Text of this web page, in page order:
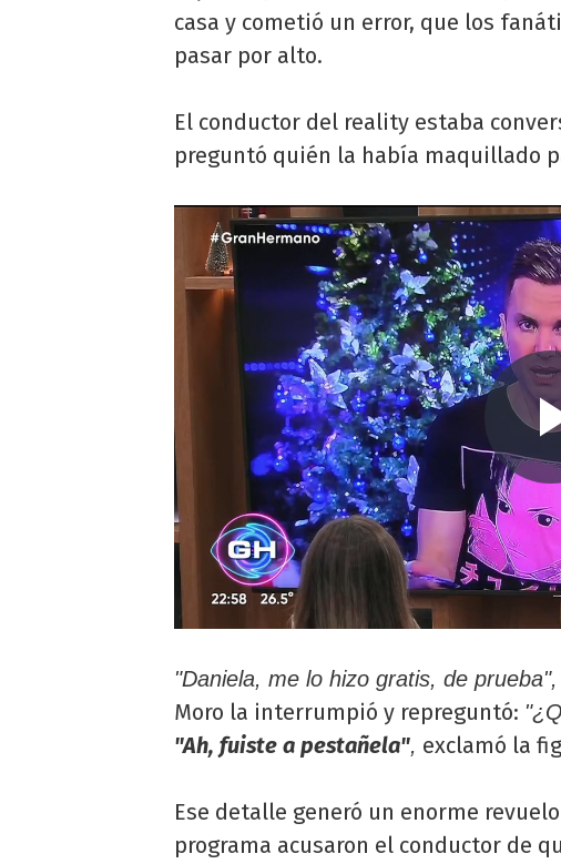
casa y cometió un error, que los
pasar por alto.
El conductor del reality estaba
preguntó quién la había maquillado
"Daniela, me lo hizo gratis, de prueba",
Moro la interrumpió y repreguntó:
"Ah, fuiste a pestañela", exclamó la
Ese detalle generó un enorme
programa acusaron el conductor de